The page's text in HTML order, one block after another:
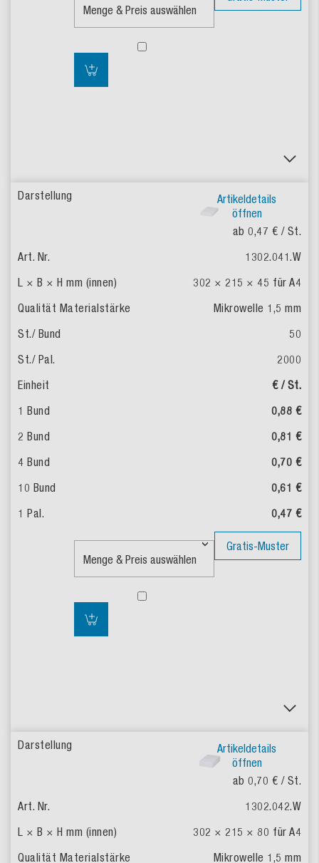
Artikeldetails
öffnen
ab 0,47 € / St.
1302.041.W
302 × 215 × 45 für A4
Mikrowelle 1,5 mm
50
2000
€ / St.
0,88 €
0,81 €
0,70 €
0,61 €
0,47 €
Gratis-Muster
Artikeldetails
öffnen
ab 0,70 € / St.
1302.042.W
302 × 215 × 80 für A4
Mikrowelle 1,5 mm